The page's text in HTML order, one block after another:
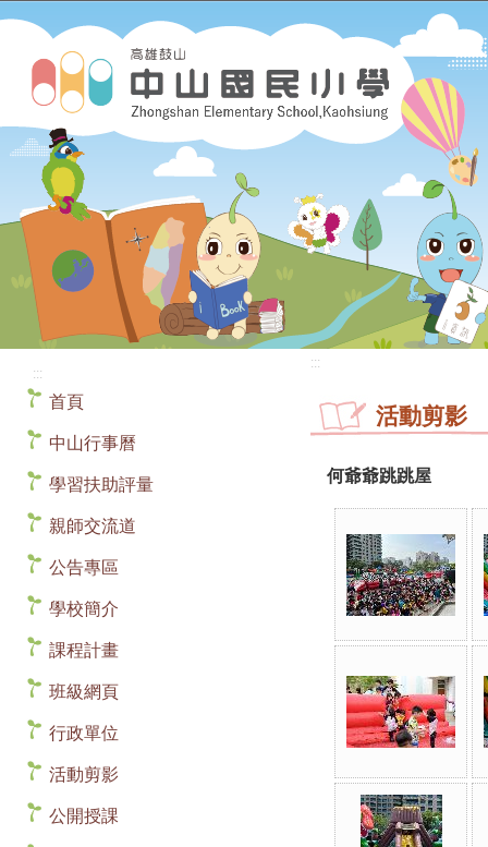
:::
首頁
中山行事曆
學習扶助評量
親師交流道
公告專區
學校簡介
課程計畫
班級網頁
行政單位
活動剪影
公開授課
:::
活動剪影
何爺爺跳跳屋